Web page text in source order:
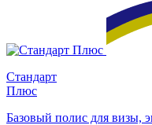
Стандарт
Плюс
Базовый полис для визы,